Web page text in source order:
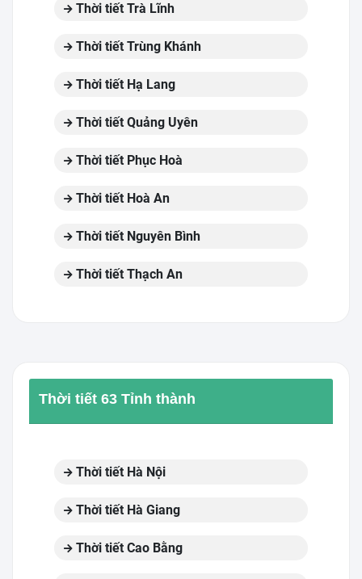
Thời tiết Trà Lĩnh
Thời tiết Trùng Khánh
Thời tiết Hạ Lang
Thời tiết Quảng Uyên
Thời tiết Phục Hoà
Thời tiết Hoà An
Thời tiết Nguyên Bình
Thời tiết Thạch An
Thời tiết 63 Tỉnh thành
Thời tiết Hà Nội
Thời tiết Hà Giang
Thời tiết Cao Bằng